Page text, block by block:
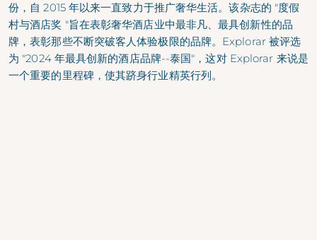
份，自 2015 年以来一直致力于推广奢华生活。该杂志的 "度假
村与酒店奖 "旨在表彰奢华酒店业中最非凡、最具创新性的品
牌，表彰那些不断突破客人体验极限的品牌。Explorar 被评选
为 "2024 年最具创新的酒店品牌--泰国"，这对 Explorar 来说是
一个重要的里程碑，使其跻身行业精英行列。